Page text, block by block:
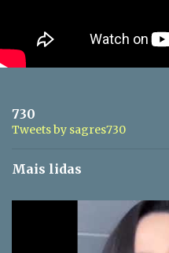
730
Tweets by sagres730
Mais lidas